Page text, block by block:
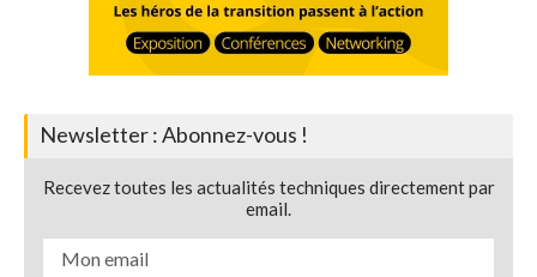
Newsletter : Abonnez-vous !
Recevez toutes les actualités techniques directement par
email.